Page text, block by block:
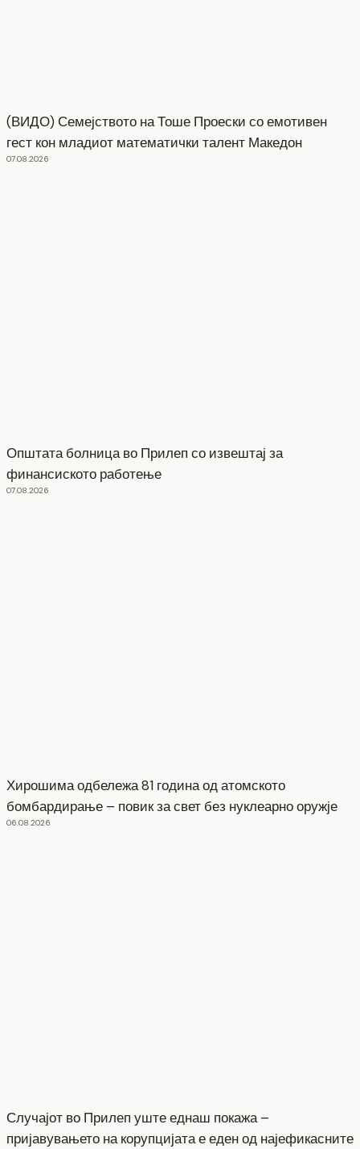
(ВИДО) Семејството на Тоше Проески со емотивен
гест кон младиот математички талент Македон
07.08.2026
Општата болница во Прилеп со извештај за
финансиското работење
07.08.2026
Хирошима одбележа 81 година од атомското
бомбардирање – повик за свет без нуклеарно оружје
06.08.2026
Случајот во Прилеп уште еднаш покажа –
пријавувањето на корупцијата е еден од најефикасните